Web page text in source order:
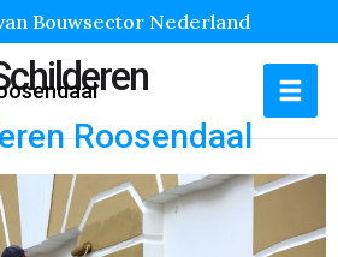
Bouwsector Nederland
Roosendaal